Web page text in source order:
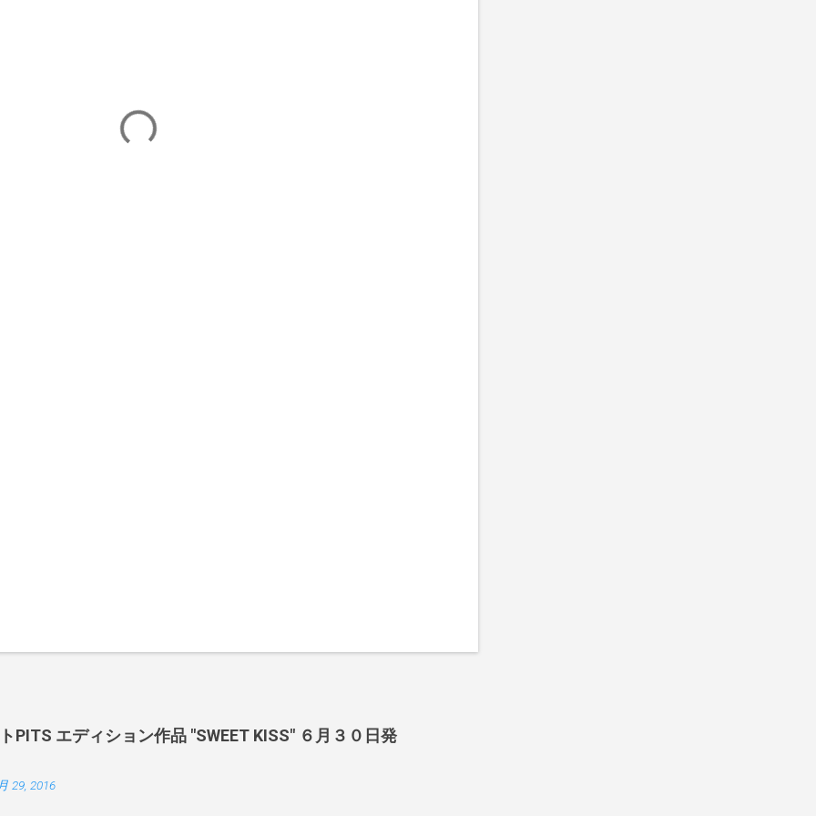
PITS エディション作品 "SWEET KISS" ６月３０日発
29, 2016